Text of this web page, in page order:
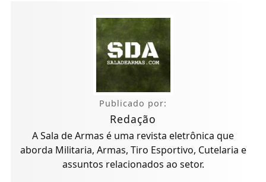
Publicado por:
Redação
A Sala de Armas é uma revista eletrônica que
aborda Militaria, Armas, Tiro Esportivo, Cutelaria e
assuntos relacionados ao setor.